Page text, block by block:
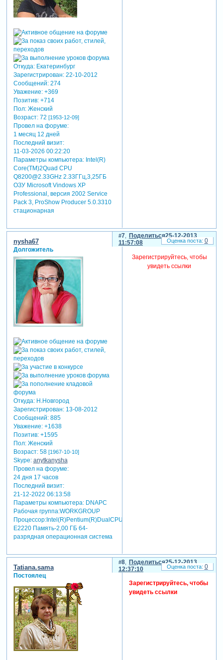
Откуда:Екатеринбург
Зарегистрирован: 22-10-2012
Сообщений:274
Уважение: +369
Позитив: +714
Пол:Женский
Возраст:72 [1953-12-09]
Провел на форуме:
1 месяц 12 дней
Последний визит:
11-03-2026 00:22:20
Параметры компьютера:Intel(R)
Core(TM)2Quad CPU
Q8200@2.33GHz 2.33ГГц,3,25ГБ
ОЗУ Microsoft Vindows XP
Professional, версия 2002 Service
Pack 3, ProShow Producer 5.0.3310
стационарная
Поделиться
7
25-12-2013
11:57:08
nysha67
Долгожитель
Откуда:Н.Новгород
Зарегистрирован: 13-08-2012
Сообщений:885
Уважение: +1638
Позитив: +1595
Пол:Женский
Возраст:58 [1967-10-10]
Skype: anytkanysha
Провел на форуме:
24 дня 17 часов
Последний визит:
21-12-2022 06:13:58
Параметры компьютера:DNAPC
Рабочая группа:WORKGROUP
Процессор:Intel(R)Pentium(R)DualCPU
E2220 Память-2,00 ГБ 64-
разрядная операционная система
Зарегистрируйтесь, чтобы
увидеть ссылки
0
Поделиться
8
25-12-2013
12:37:10
Tatiana.sama
Постоялец
Зарегистрируйтесь, чтобы
увидеть ссылки
0